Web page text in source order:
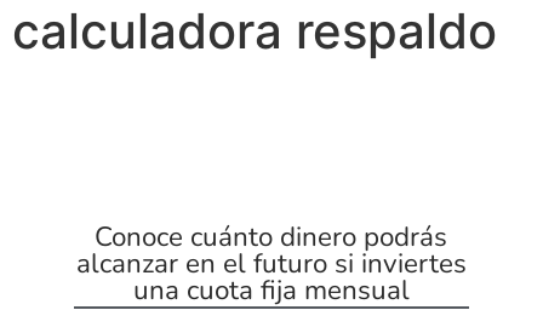
calculadora respaldo
Conoce cuánto dinero podrás
alcanzar en el futuro si inviertes
una cuota fija mensual